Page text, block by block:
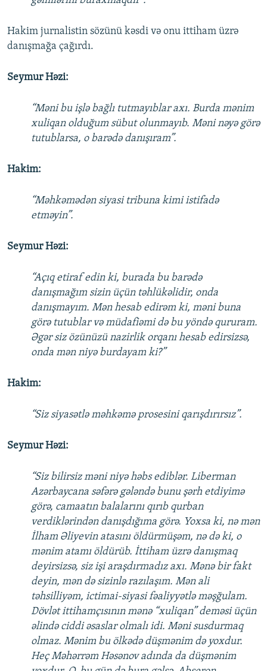
Hakim jurnalistin sözünü kəsdi və onu ittiham üzrə
danışmağa çağırdı.
Seymur Həzi:
“Məni bu işlə bağlı tutmayıblar axı. Burda mənim
xuliqan olduğum sübut olunmayıb. Məni nəyə görə
tutublarsa, o barədə danışıram”.
Hakim:
“Məhkəmədən siyasi tribuna kimi istifadə
etməyin”.
Seymur Həzi:
“Açıq etiraf edin ki, burada bu barədə
danışmağım sizin üçün təhlükəlidir, onda
danışmayım. Mən hesab edirəm ki, məni buna
görə tutublar və müdafiəmi də bu yöndə qururam.
Əgər siz özünüzü nazirlik orqanı hesab edirsizsə,
onda mən niyə burdayam ki?”
Hakim:
“Siz siyasətlə məhkəmə prosesini qarışdırırsız”.
Seymur Həzi:
“Siz bilirsiz məni niyə həbs ediblər. Liberman
Azərbaycana səfərə gələndə bunu şərh etdiyimə
görə, camaatın balalarını qırıb qurban
verdiklərindən danışdığıma görə. Yoxsa ki, nə mən
İlham Əliyevin atasını öldürmüşəm, nə də ki, o
mənim atamı öldürüb. İttiham üzrə danışmaq
deyirsizsə, siz işi araşdırmadız axı. Mənə bir fakt
deyin, mən də sizinlə razılaşım. Mən ali
təhsilliyəm, ictimai-siyasi fəaliyyətlə məşğulam.
Dövlət ittihamçısının mənə “xuliqan” deməsi üçün
əlində ciddi əsaslar olmalı idi. Məni susdurmaq
olmaz. Mənim bu ölkədə düşmənim də yoxdur.
Heç Məhərrəm Həsənov adında da düşmənim